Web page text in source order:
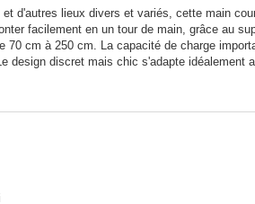
d'autres lieux divers et variés, cette main
facilement en un tour de main, grâce au
70 cm à 250 cm. La capacité de charge
design discret mais chic s'adapte idéalement